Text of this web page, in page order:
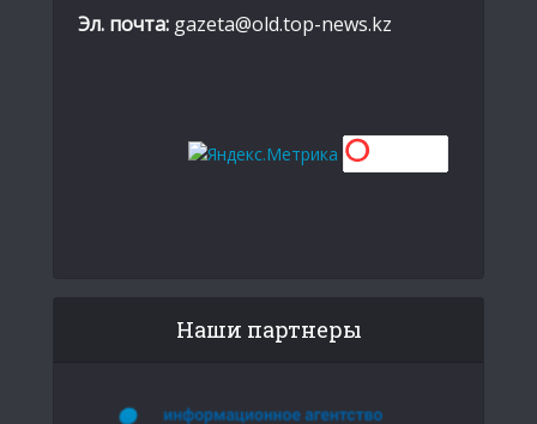
Эл. почта: gazeta@old.top-news.kz
Наши партнеры